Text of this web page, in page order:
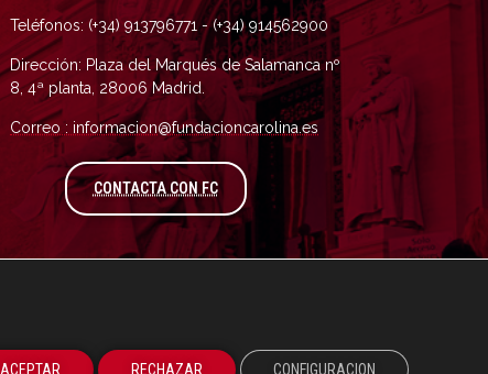
Teléfonos: (+34) 913796771 - (+34) 914562900
Dirección: Plaza del Marqués de Salamanca nº
8, 4ª planta, 28006 Madrid.
Correo : informacion@fundacioncarolina.es
CONTACTA CON FCA TRAVÉS DEL FORMULARIO DE
ACEPTAR RECHAZAR CONFIGURACION